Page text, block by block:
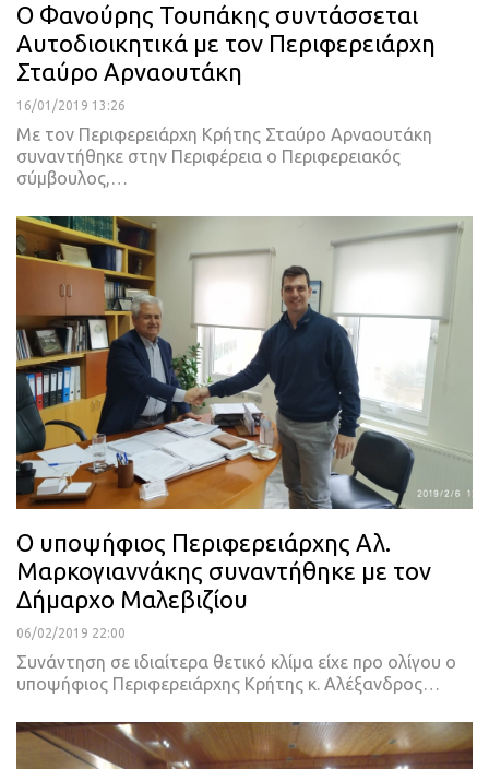
Ο Φανούρης Τουπάκης συντάσσεται
Αυτοδιοικητικά με τον Περιφερειάρχη
Σταύρο Αρναουτάκη
16/01/2019 13:26
Με τον Περιφερειάρχη Κρήτης Σταύρο Αρναουτάκη
συναντήθηκε στην Περιφέρεια ο Περιφερειακός
σύμβουλος,…
Ο υποψήφιος Περιφερειάρχης Αλ.
Μαρκογιαννάκης συναντήθηκε με τον
Δήμαρχο Μαλεβιζίου
06/02/2019 22:00
Συνάντηση σε ιδιαίτερα θετικό κλίμα είχε προ ολίγου ο
υποψήφιος Περιφερειάρχης Κρήτης κ. Αλέξανδρος…